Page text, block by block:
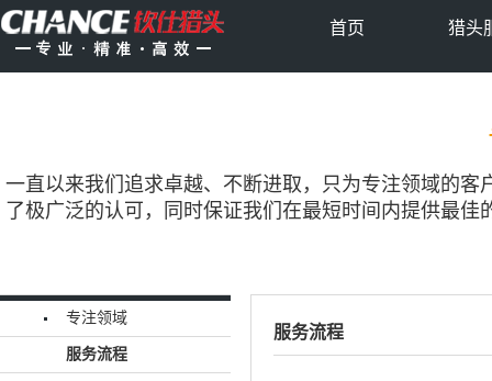
首页 猎头
一直以来我们追求卓越、不断进取，只为专注领域的
了极广泛的认可，同时保证我们在最短时间内提供最
专注领域
服务流程
服务流程